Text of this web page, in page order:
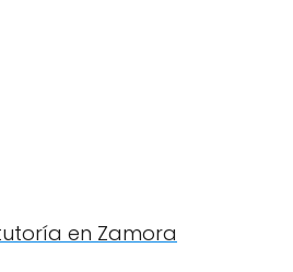
en Zamora